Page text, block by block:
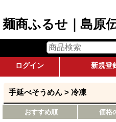
麺商ふるせ｜島原
ログイン 新規登
手延べそうめん > 冷凍
おすすめ順 価格